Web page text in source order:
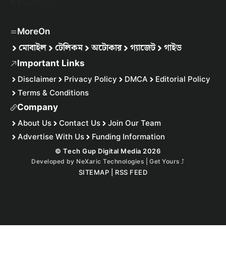
MoreOn
মোবাইল টেলিকম অটোকার গ্যাজেট গাইড
Important Links
Disclaimer Privacy Policy DMCA
Editorial Policy
Terms & Conditions
Company
About Us Contact Us
Join Our Team
Advertise With Us
Funding Information
© Tech Gup Digital Media 2026
Developed by NeXaric Technologies | Get Yours⤴︎
SITEMAP RSS FEED